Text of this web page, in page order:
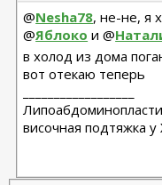
@Nesha78, не-не, я
@Яблоко и @
в холод из дома
вот отекаю теперь
височная подтяжка